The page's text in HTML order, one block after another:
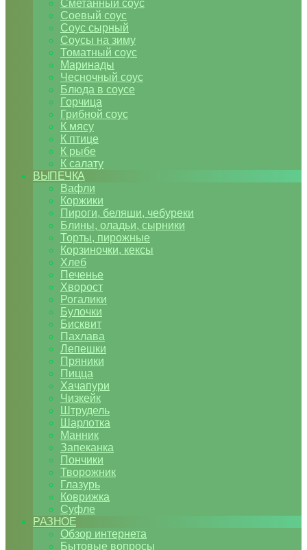
Сметанный соус
Соевый соус
Соус сырный
Соусы на зиму
Томатный соус
Маринады
Чесночный соус
Блюда в соусе
Горчица
Грибной соус
К мясу
К птице
К рыбе
К салату
ВЫПЕЧКА
Вафли
Коржики
Пироги, беляши, чебуреки
Блины, оладьи, сырники
Торты, пирожные
Корзиночки, кексы
Хлеб
Печенье
Хворост
Рогалики
Булочки
Бисквит
Пахлава
Лепешки
Пряники
Пицца
Хачапури
Чизкейк
Штрудель
Шарлотка
Манник
Запеканка
Пончики
Творожник
Глазурь
Коврижка
Суфле
РАЗНОЕ
Обзор интернета
Бытовые вопросы